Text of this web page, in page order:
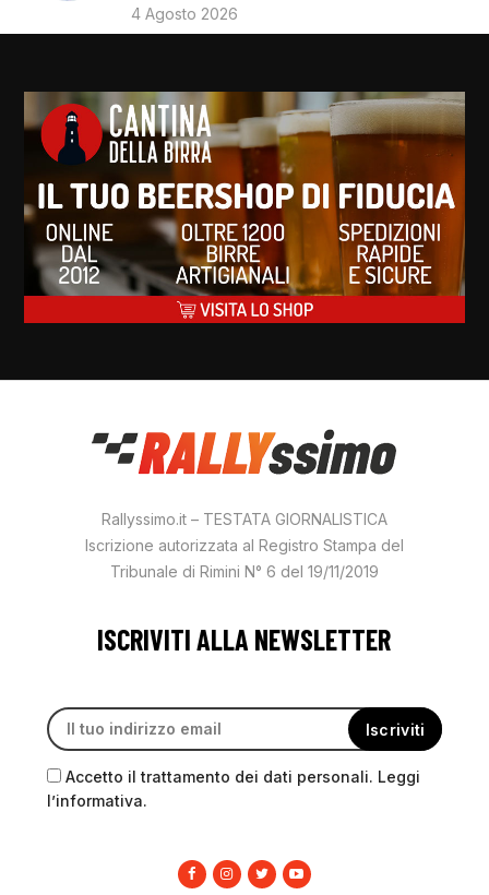
4 Agosto 2026
Rallyssimo.it – TESTATA GIORNALISTICA
Iscrizione autorizzata al Registro Stampa del
Tribunale di Rimini N° 6 del 19/11/2019
ISCRIVITI ALLA NEWSLETTER
Accetto il trattamento dei dati personali. Leggi
l’informativa.